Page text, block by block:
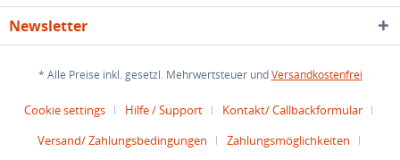
Newsletter
* Alle Preise inkl. gesetzl. Mehrwertsteuer undVersandkostenfrei
Cookie settings Hilfe / Support
Kontakt/ Callbackformular
Versand/ Zahlungsbedingungen
Zahlungsmöglichkeiten